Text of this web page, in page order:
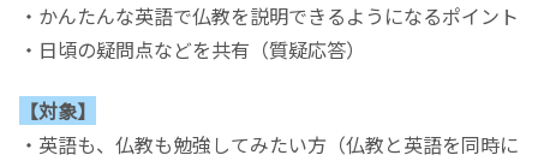
・かんたんな英語で仏教を説明できるようになるポイント
・日頃の疑問点などを共有（質疑応答）
【対象】
・英語も、仏教も勉強してみたい方（仏教と英語を同時に